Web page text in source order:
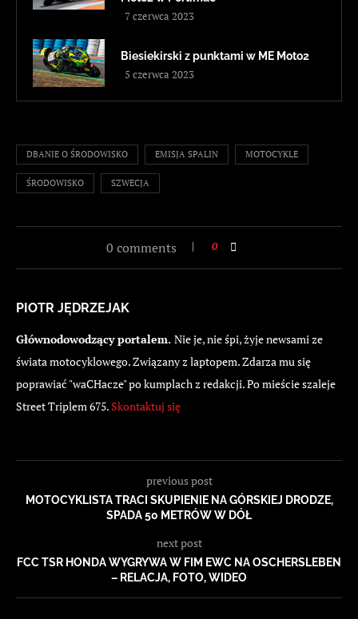
7 czerwca 2023
Biesiekirski z punktami w ME Moto2
5 czerwca 2023
DBANIE O ŚRODOWISKO EMISJA SPALIN MOTOCYKLE
ŚRODOWISKO SZWECJA
0 comments 0
PIOTR JĘDRZEJAK
Głównodowodzący portalem. Nie je, nie śpi, żyje newsami ze
świata motocyklowego. Związany z laptopem. Zdarza mu się
poprawiać "waCHacze" po kumplach z redakcji. Po mieście szaleje
Street Triplem 675. Skontaktuj się
previous post
MOTOCYKLISTA TRACI SKUPIENIE NA GÓRSKIEJ DRODZE,
SPADA 50 METRÓW W DÓŁ
next post
FCC TSR HONDA WYGRYWA W FIM EWC NA OSCHERSLEBEN
– RELACJA, FOTO, WIDEO